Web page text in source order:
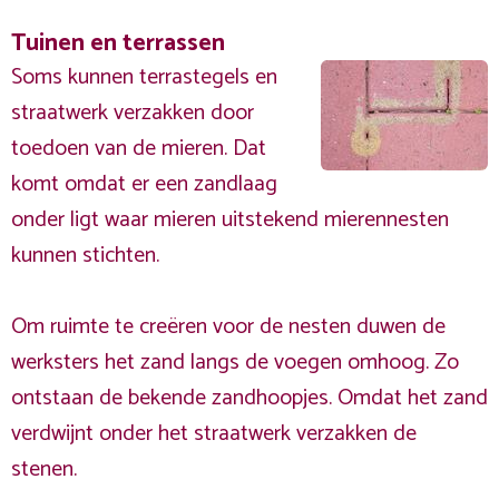
Tuinen en terrassen
Soms kunnen terrastegels en
straatwerk verzakken door
toedoen van de mieren. Dat
komt omdat er een zandlaag
onder ligt waar mieren uitstekend mierennesten
kunnen stichten.
Om ruimte te creëren voor de nesten duwen de
werksters het zand langs de voegen omhoog. Zo
ontstaan de bekende zandhoopjes. Omdat het zand
verdwijnt onder het straatwerk verzakken de
stenen.